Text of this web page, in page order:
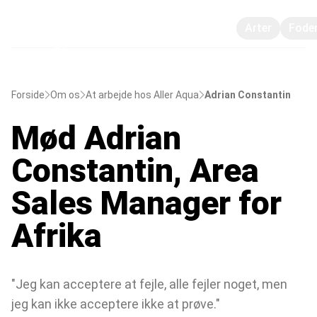
Forside Om os At arbejde hos Aller Aqua Adrian Constantin
Mød Adrian
Constantin, Area
Sales Manager for
Afrika
"Jeg kan acceptere at fejle, alle fejler noget, men
jeg kan ikke acceptere ikke at prøve."